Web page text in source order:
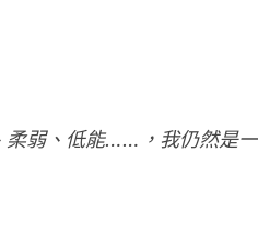
柔弱、低能……，我仍然是一